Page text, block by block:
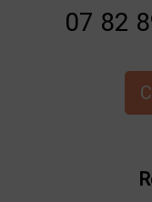
07 82